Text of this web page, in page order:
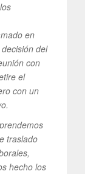
en
del
con
el
con un
traslado
hecho los